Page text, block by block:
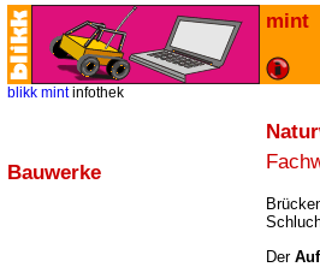
mint
blikk mint infothek
Bauwerke
Der